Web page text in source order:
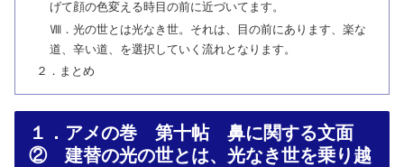
げて顔の色変える時目の前に近づいてます。
Ⅷ．光の世とは光なき世。それは、目の前にあります、楽な
道、辛い道、を選択していく流れとなります。
２．まとめ
１．アメの巻 第十帖 鼻に関する文面
② 建替の光の世とは、光なき世を乗り越